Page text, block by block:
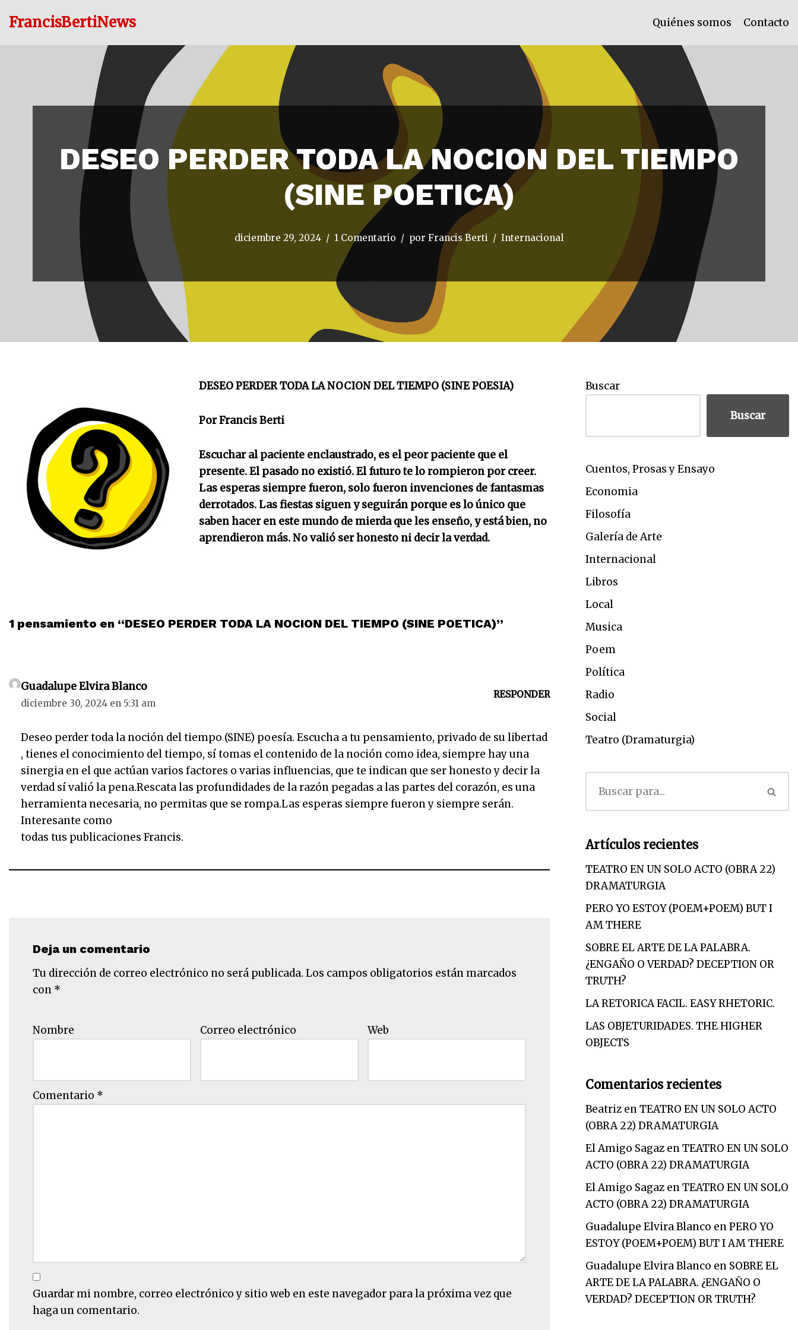
FrancisBertiNews Quiénes somos Contacto
DESEO PERDER TODA LA NOCION DEL TIEMPO
(SINE POETICA)
diciembre 29, 2024 1 Comentario por Francis Berti Internacional
DESEO PERDER TODA LA NOCION DEL TIEMPO (SINE POESIA)
Por Francis Berti
Escuchar al paciente enclaustrado, es el peor paciente que el
presente. El pasado no existió. El futuro te lo rompieron por creer.
Las esperas siempre fueron, solo fueron invenciones de fantasmas
derrotados. Las fiestas siguen y seguirán porque es lo único que
saben hacer en este mundo de mierda que les enseño, y está bien, no
aprendieron más. No valió ser honesto ni decir la verdad.
1 pensamiento en “DESEO PERDER TODA LA NOCION DEL TIEMPO (SINE POETICA)”
Guadalupe Elvira Blanco
diciembre 30, 2024 en 5:31 am
RESPONDER
Deseo perder toda la noción del tiempo (SINE) poesía. Escucha a tu pensamiento, privado de su libertad
, tienes el conocimiento del tiempo, sí tomas el contenido de la noción como idea, siempre hay una
sinergia en el que actúan varios factores o varias influencias, que te indican que ser honesto y decir la
verdad sí valió la pena.Rescata las profundidades de la razón pegadas a las partes del corazón, es una
herramienta necesaria, no permitas que se rompa.Las esperas siempre fueron y siempre serán.
Interesante como
todas tus publicaciones Francis.
Deja un comentario
Tu dirección de correo electrónico no será publicada. Los campos obligatorios están marcados
con *
Nombre Correo electrónico Web
Comentario *
Guardar mi nombre, correo electrónico y sitio web en este navegador para la próxima vez que
haga un comentario.
Buscar
Buscar
Cuentos, Prosas y Ensayo
Economia
Filosofía
Galería de Arte
Internacional
Libros
Local
Musica
Poem
Política
Radio
Social
Teatro (Dramaturgia)
Artículos recientes
TEATRO EN UN SOLO ACTO (OBRA 22)
DRAMATURGIA
PERO YO ESTOY (POEM+POEM) BUT I
AM THERE
SOBRE EL ARTE DE LA PALABRA.
¿ENGAÑO O VERDAD? DECEPTION OR
TRUTH?
LA RETORICA FACIL. EASY RHETORIC.
LAS OBJETURIDADES. THE HIGHER
OBJECTS
Comentarios recientes
BeatrizenTEATRO EN UN SOLO ACTO
(OBRA 22) DRAMATURGIA
El Amigo SagazenTEATRO EN UN SOLO
ACTO (OBRA 22) DRAMATURGIA
El Amigo SagazenTEATRO EN UN SOLO
ACTO (OBRA 22) DRAMATURGIA
Guadalupe Elvira Blanco enPERO YO
ESTOY (POEM+POEM) BUT I AM THERE
Guadalupe Elvira Blanco en SOBRE EL
ARTE DE LA PALABRA. ¿ENGAÑO O
VERDAD? DECEPTION OR TRUTH?